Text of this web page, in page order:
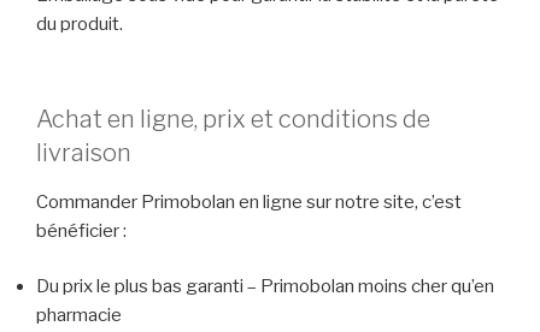
du produit.
Achat en ligne, prix et conditions de
livraison
Commander Primobolan en ligne sur notre site, c’est
bénéficier :
Du prix le plus bas garanti – Primobolan moins cher qu’en
pharmacie